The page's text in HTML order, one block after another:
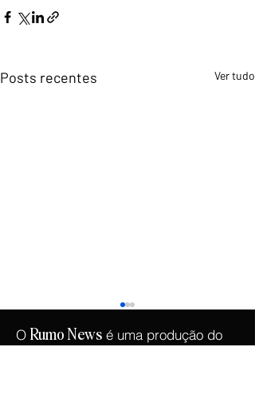
Posts recentes Ver tudo
O Rumo News é uma produção do